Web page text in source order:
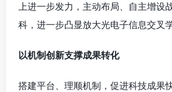
上进一步发力，主动布局、自主增设
科，进一步凸显放大光电子信息交叉
以机制创新支撑成果转化
搭建平台、理顺机制，促进科技成果